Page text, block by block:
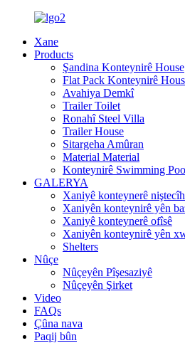
Xane
Products
Şandina Konteynirê House
Flat Pack Konteynirê
Avahiya Demkî
Trailer Toilet
Ronahî Steel Villa
Trailer House
Sitargeha Amûran
Material Material
Konteynirê Swimming
GALERYA
Xaniyê konteynerê niştecîh
Xaniyên konteynirê yên
Xaniyê konteynerê ofîsê
Xaniyên konteynirê yên
Shelters
Nûçe
Nûçeyên Pîşesaziyê
Nûçeyên Şirket
Video
FAQs
Çûna nava
Paqij bûn